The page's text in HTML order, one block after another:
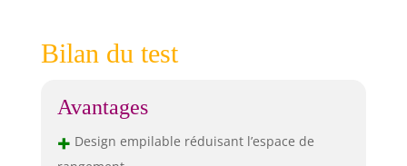
aluminium triple
Bilan du test
Avantages
+ Design empilable réduisant l’espace de